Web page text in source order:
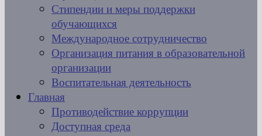
Стипендии и меры поддержки
обучающихся
Международное сотрудничество
Организация питания в образовательной
организации
Воспитательная деятельность
Главная
Противодействие коррупции
Доступная среда